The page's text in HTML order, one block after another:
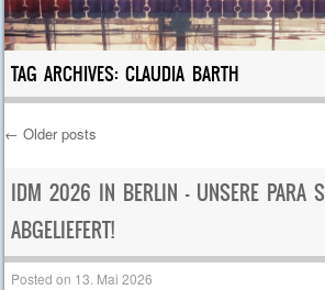
TAG ARCHIVES:CLAUDIA BARTH
Post navigation
← Older posts
IDM 2026 IN BERLIN – UNSERE PARA
ABGELIEFERT!
Posted on 13. Mai 2026